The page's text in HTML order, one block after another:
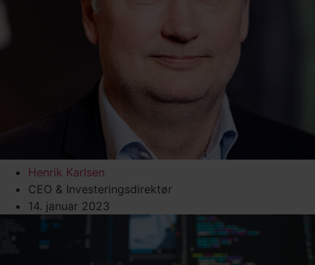
Henrik Karlsen
CEO & Investeringsdirektør
14. januar 2023